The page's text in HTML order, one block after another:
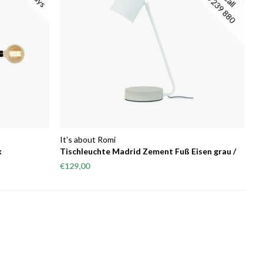
It's about Romi
Tischleuchte Madrid Zement Fuß Eisen grau /
weiß
€129,00